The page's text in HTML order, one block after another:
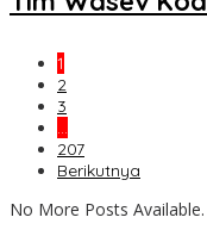
1
2
3
…
207
Berikutnya
No More Posts Available.